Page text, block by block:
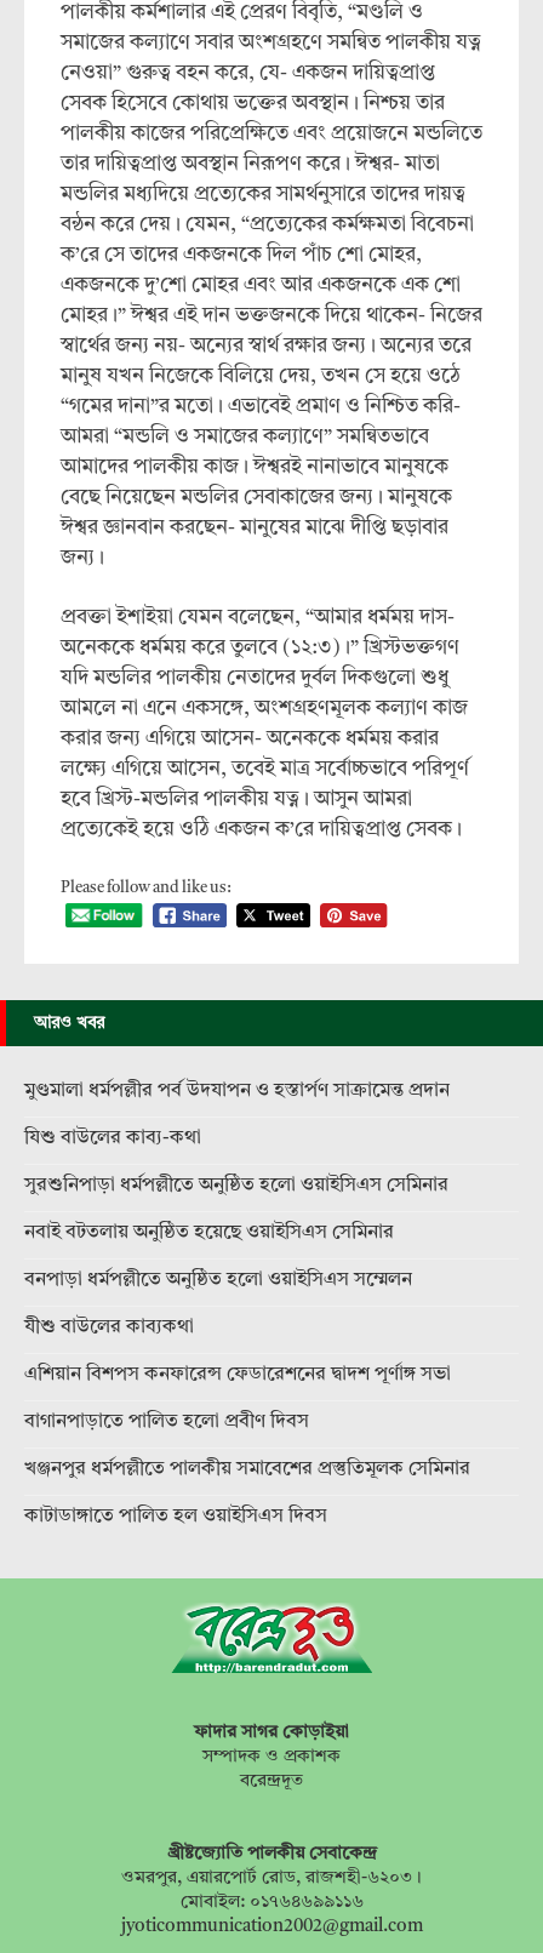
পালকীয় কর্মশালার এই প্রেরণ বিবৃতি, “মণ্ডলি ও
সমাজের কল্যাণে সবার অংশগ্রহণে সমন্বিত পালকীয় যত্ন
নেওয়া” গুরুত্ব বহন করে, যে- একজন দায়িত্বপ্রাপ্ত
সেবক হিসেবে কোথায় ভক্তের অবস্থান। নিশ্চয় তার
পালকীয় কাজের পরিপ্রেক্ষিতে এবং প্রয়োজনে মন্ডলিতে
তার দায়িত্বপ্রাপ্ত অবস্থান নিরূপণ করে। ঈশ্বর- মাতা
মন্ডলির মধ্যদিয়ে প্রত্যেকের সামর্থনুসারে তাদের দায়ত্ব
বন্ঠন করে দেয়। যেমন, “প্রত্যেকের কর্মক্ষমতা বিবেচনা
ক’রে সে তাদের একজনকে দিল পাঁচ শো মোহর,
একজনকে দু’শো মোহর এবং আর একজনকে এক শো
মোহর।” ঈশ্বর এই দান ভক্তজনকে দিয়ে থাকেন- নিজের
স্বার্থের জন্য নয়- অন্যের স্বার্থ রক্ষার জন্য। অন্যের তরে
মানুষ যখন নিজেকে বিলিয়ে দেয়, তখন সে হয়ে ওঠে
“গমের দানা”র মতো। এভাবেই প্রমাণ ও নিশ্চিত করি-
আমরা “মন্ডলি ও সমাজের কল্যাণে” সমন্বিতভাবে
আমাদের পালকীয় কাজ। ঈশ্বরই নানাভাবে মানুষকে
বেছে নিয়েছেন মন্ডলির সেবাকাজের জন্য। মানুষকে
ঈশ্বর জ্ঞানবান করছেন- মানুষের মাঝে দীপ্তি ছড়াবার
জন্য।
প্রবক্তা ইশাইয়া যেমন বলেছেন, “আমার ধর্মময় দাস-
অনেককে ধর্মময় করে তুলবে (১২:৩)।” খ্রিস্টভক্তগণ
যদি মন্ডলির পালকীয় নেতাদের দুর্বল দিকগুলো শুধু
আমলে না এনে একসঙ্গে, অংশগ্রহণমূলক কল্যাণ কাজ
করার জন্য এগিয়ে আসেন- অনেককে ধর্মময় করার
লক্ষ্যে এগিয়ে আসেন, তবেই মাত্র সর্বোচ্চভাবে পরিপূর্ণ
হবে খ্রিস্ট-মন্ডলির পালকীয় যত্ন। আসুন আমরা
প্রত্যেকেই হয়ে ওঠি একজন ক’রে দায়িত্বপ্রাপ্ত সেবক।
Please follow and like us:
আরও খবর
মুণ্ডমালা ধর্মপল্লীর পর্ব উদযাপন ও হস্তার্পণ সাক্রামেন্ত প্রদান
যিশু বাউলের কাব্য-কথা
সুরশুনিপাড়া ধর্মপল্লীতে অনুষ্ঠিত হলো ওয়াইসিএস সেমিনার
নবাই বটতলায় অনুষ্ঠিত হয়েছে ওয়াইসিএস সেমিনার
বনপাড়া ধর্মপল্লীতে অনুষ্ঠিত হলো ওয়াইসিএস সম্মেলন
যীশু বাউলের কাব্যকথা
এশিয়ান বিশপস কনফারেন্স ফেডারেশনের দ্বাদশ পূর্ণাঙ্গ সভা
বাগানপাড়াতে পালিত হলো প্রবীণ দিবস
খঞ্জনপুর ধর্মপল্লীতে পালকীয় সমাবেশের প্রস্তুতিমূলক সেমিনার
কাটাডাঙ্গাতে পালিত হল ওয়াইসিএস দিবস
ফাদার সাগর কোড়াইয়া
সম্পাদক ও প্রকাশক
বরেন্দ্রদূত
খ্রীষ্টজ্যোতি পালকীয় সেবাকেন্দ্র
ওমরপুর, এয়ারপোর্ট রোড, রাজশহী-৬২০৩।
মোবাইল: ০১৭৬৪৬৯৯১১৬
jyoticommunication2002@gmail.com